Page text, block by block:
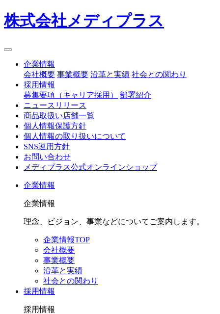
株式会社メディプラス
企業情報
会社概要 事業概要 沿革と実績 社会との関わり
採用情報
募集要項（キャリア採用）
部署紹介
ニュースリリース
商品取扱い店舗一覧
個人情報保護方針
個人情報の取り扱いについて
SNS運用方針
お問い合わせ
メディプラス公式オンラインショップ
企業情報
企業情報
理念、ビジョン、事業などについてご案内します。
企業情報TOP
会社概要
事業概要
沿革と実績
社会との関わり
採用情報
採用情報